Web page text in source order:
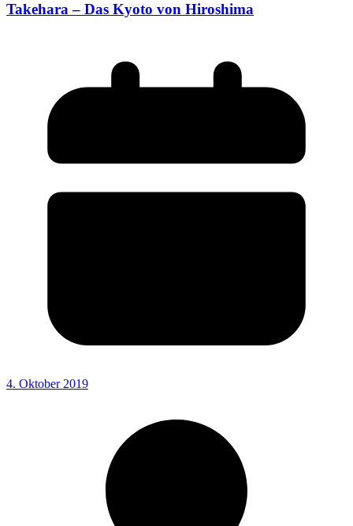
Takehara – Das Kyoto von Hiroshima
4. Oktober 2019